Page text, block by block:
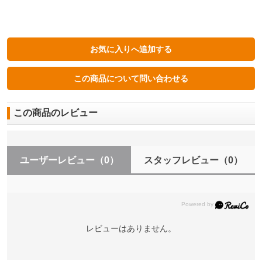
この商品のレビュー
ユーザーレビュー （0） スタッフレビュー（0）
レビューはありません。